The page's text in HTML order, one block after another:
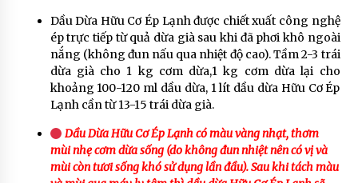
Dầu Dừa Hữu Cơ Ép Lạnh được chiết xuất công nghệ
ép trực tiếp từ quả dừa già sau khi đã phơi khô ngoài
nắng (không đun nấu qua nhiệt độ cao). Tầm 2-3 trái
dừa già cho 1 kg cơm dừa,1 kg cơm dừa lại cho
khoảng 100-120 ml dầu dừa, 1 lít dầu dừa Hữu Cơ Ép
Lạnh cần từ 13-15 trái dừa già.
Dầu Dừa Hữu Cơ Ép Lạnh có màu vàng nhạt, thơm
mùi nhẹ cơm dừa sống (do không đun nhiệt nên có vị và
mùi còn tươi sống khó sử dụng lần đầu). Sau khi tách màu